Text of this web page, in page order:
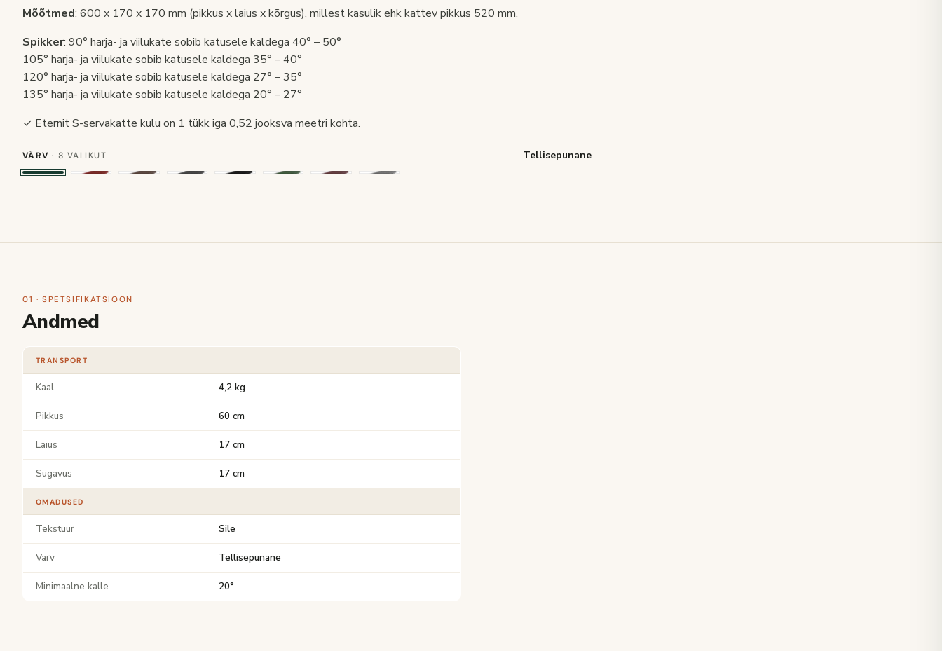
Mõõtmed: 600 x 170 x 170 mm (pikkus x laius x kõrgus), millest kasulik ehk kattev pikkus 520 mm.
Spikker: 90° harja- ja viilukate sobib katusele kaldega 40° – 50°
105° harja- ja viilukate sobib katusele kaldega 35° – 40°
120° harja- ja viilukate sobib katusele kaldega 27° – 35°
135° harja- ja viilukate sobib katusele kaldega 20° – 27°
✓ Eternit S-servakatte kulu on 1 tükk iga 0,52 jooksva meetri kohta.
VÄRV · 8 VALIKUT Tellisepunane
01 · SPETSIFIKATSIOON
Andmed
TRANSPORT
Kaal 4,2 kg
Pikkus 60 cm
Laius 17 cm
Sügavus 17 cm
OMADUSED
Tekstuur Sile
Värv Tellisepunane
Minimaalne kalle 20°